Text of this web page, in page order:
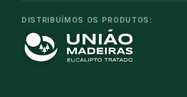
DISTRIBUÍMOS OS PRODUTOS: